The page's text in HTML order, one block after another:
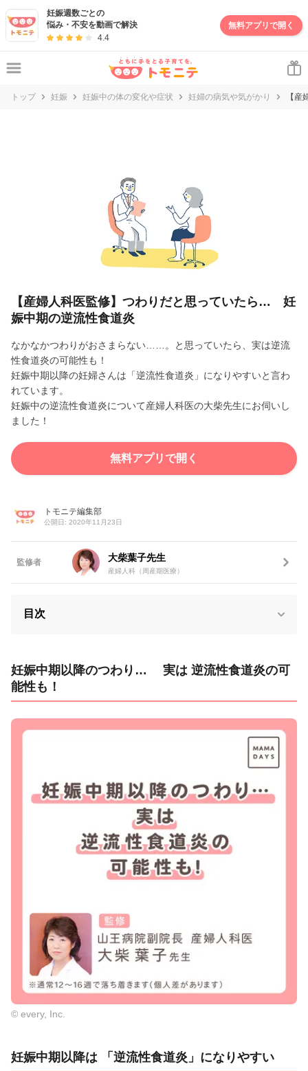
妊娠週数ごとの
悩み・不安を動画で解決
4.4
無料アプリで開く
トップ 妊娠 妊娠中の体の変化や症状 妊婦の病気や気がかり 【
【産婦人科医監修】つわりだと思っていたら… 妊
娠中期の逆流性食道炎
なかなかつわりがおさまらない……。と思っていたら、実は逆流
性食道炎の可能性も！
妊娠中期以降の妊婦さんは「逆流性食道炎」になりやすいと言わ
れています。
妊娠中の逆流性食道炎について産婦人科医の大柴先生にお伺いし
ました！
無料アプリで開く
トモニテ編集部
公開日: 2020年11月23日
監修者 大柴葉子先生
産婦人科（周産期医療）
目次
妊娠中期以降のつわり… 実は 逆流性食道炎の可
能性も！
© every, Inc.
妊娠中期以降は 「逆流性食道炎」になりやすい